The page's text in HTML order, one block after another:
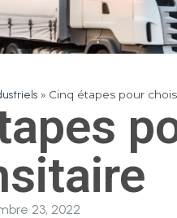
» Cinq étapes pour
23, 2022